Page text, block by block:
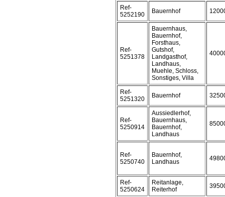
Ref-
5252190
Bauernhof
Ref-
5251378
Bauernhaus,
Bauernhof,
Forsthaus,
Gutshof,
Landgasthof,
Landhaus,
Muehle, Schloss,
Sonstiges, Villa
Ref-
5251320
Bauernhof
Ref-
5250914
Aussiedlerhof,
Bauernhaus,
Bauernhof,
Landhaus
Ref-
5250740
Bauernhof,
Landhaus
Ref-
5250624
Reitanlage,
Reiterhof